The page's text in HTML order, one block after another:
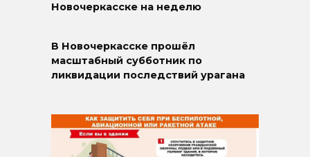
Новочеркасске на неделю
В Новочеркасске прошёл
масштабный субботник по
ликвидации последствий урагана